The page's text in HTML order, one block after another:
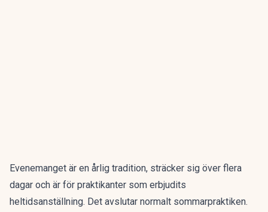
Evenemanget är en årlig tradition, sträcker sig över flera
dagar och är för praktikanter som erbjudits
heltidsanställning. Det avslutar normalt sommarpraktiken.